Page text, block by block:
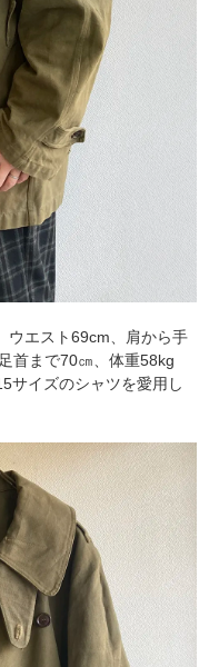
ウエスト69cm、肩から手
首まで70㎝、体重58kg
サイズのシャツを愛用し